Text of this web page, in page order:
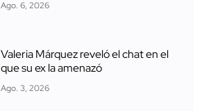
Ago. 6, 2026
Valeria Márquez reveló el chat en el
que su ex la amenazó
Ago. 3, 2026